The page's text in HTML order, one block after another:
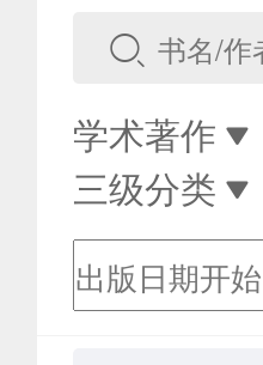
学术著作
三级分类